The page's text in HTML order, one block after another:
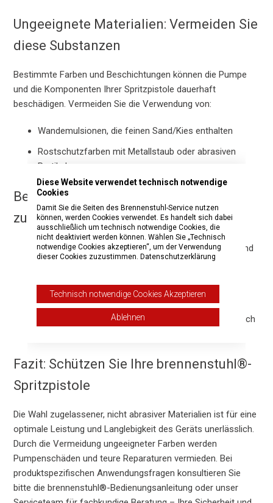
Ungeeignete Materialien: Vermeiden Sie
diese Substanzen
Bestimmte Farben und Beschichtungen können die Pumpe
und die Komponenten Ihrer Spritzpistole dauerhaft
beschädigen. Vermeiden Sie die Verwendung von:
Wandemulsionen, die feinen Sand/Kies enthalten
Rostschutzfarben mit Metallstaub oder abrasiven
Partikeln
Bewährte Verfahren für eine
zuverlässige und sichere Verwendung
Lesen Sie die Bedienungsanleitung Ihres Produkts und
befolgen Sie die Empfehlungen von brennenstuhl®.
Sieben Sie Farbe oder Lack immer, bevor Sie die
Spritzpistole befüllen.
Reinigen Sie das Gerät nach jedem Gebrauch gründlich
Fazit: Schützen Sie Ihre brennenstuhl®-
Spritzpistole
Die Wahl zugelassener, nicht abrasiver Materialien ist für eine
optimale Leistung und Langlebigkeit des Geräts unerlässlich.
Durch die Vermeidung ungeeigneter Farben werden
Pumpenschäden und teure Reparaturen vermieden. Bei
produktspezifischen Anwendungsfragen konsultieren Sie
bitte die brennenstuhl®-Bedienungsanleitung oder unser
Diese Website verwendet technisch notwendige
Cookies
Damit Sie die Seiten des Brennenstuhl-Service nutzen
können, werden Cookies verwendet. Es handelt sich dabei
ausschließlich um technisch notwendige Cookies, die
nicht deaktiviert werden können. Wählen Sie „Technisch
notwendige Cookies akzeptieren“, um der Verwendung
dieser Cookies zuzustimmen. Datenschutzerklärung
Technisch notwendige Cookies Akzeptieren
Ablehnen